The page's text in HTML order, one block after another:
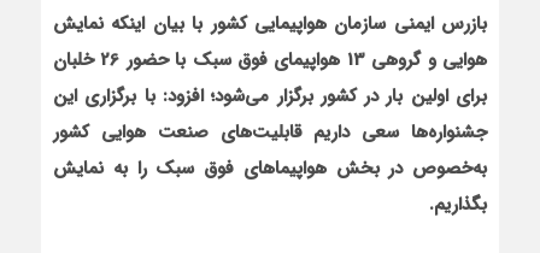
بازرس ایمنی سازمان هواپیمایی کشور با بیان این‏که نمایش
هوایی و گروهی 13 هواپیمای فوق سبک با حضور 26 خلبان
برای اولین بار در کشور برگزار می‌شود؛ افزود: با برگزاری این
جشنواره‌ها سعی داریم قابلیت‌های صنعت هوایی کشور
به‌خصوص در بخش هواپیماهای فوق سبک را به نمایش
بگذاریم.